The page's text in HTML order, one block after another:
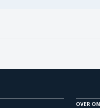
OVER